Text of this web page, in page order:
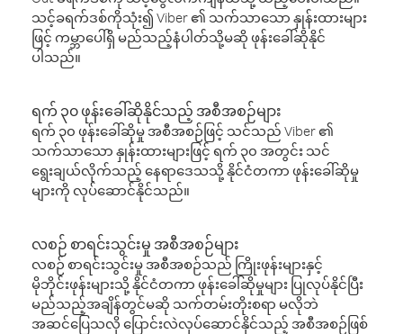
သင့်ခရက်ဒစ်ကိုသုံး၍ Viber ၏ သက်သာသော နှုန်းထားများ
ဖြင့် ကမ္ဘာပေါ်ရှိ မည်သည့်နံပါတ်သို့မဆို ဖုန်းခေါ်ဆိုနိုင်
ပါသည်။
ရက် ၃၀ ဖုန်းခေါ်ဆိုနိုင်သည့် အစီအစဉ်များ
ရက် ၃၀ ဖုန်းခေါ်ဆိုမှု အစီအစဉ်ဖြင့် သင်သည် Viber ၏
သက်သာသော နှုန်းထားများဖြင့် ရက် ၃၀ အတွင်း သင်
ရွေးချယ်လိုက်သည့် နေရာဒေသသို့ နိုင်ငံတကာ ဖုန်းခေါ်ဆိုမှု
များကို လုပ်ဆောင်နိုင်သည်။
လစဉ် စာရင်းသွင်းမှု အစီအစဉ်များ
လစဉ် စာရင်းသွင်းမှု အစီအစဉ်သည် ကြိုးဖုန်းများနှင့်
မိုဘိုင်းဖုန်းများသို့ နိုင်ငံတကာ ဖုန်းခေါ်ဆိုမှုများ ပြုလုပ်နိုင်ပြီး
မည်သည့်အချိန်တွင်မဆို သက်တမ်းတိုးစရာ မလိုဘဲ
အဆင်ပြေသလို ပြောင်းလဲလုပ်ဆောင်နိုင်သည့် အစီအစဉ်ဖြစ်